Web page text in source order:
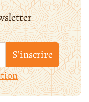
S’inscrire